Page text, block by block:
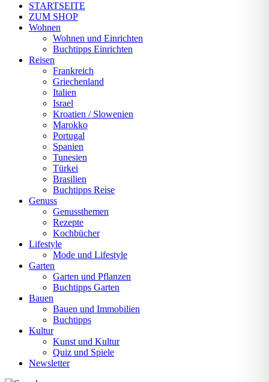
STARTSEITE
ZUM SHOP
Wohnen
Wohnen und Einrichten
Buchtipps Einrichten
Reisen
Frankreich
Griechenland
Italien
Israel
Kroatien / Slowenien
Marokko
Portugal
Spanien
Tunesien
Türkei
Brasilien
Buchtipps Reise
Genuss
Genussthemen
Rezepte
Kochbücher
Lifestyle
Mode und Lifestyle
Garten
Garten und Pflanzen
Buchtipps Garten
Bauen
Bauen und Immobilien
Buchtipps
Kultur
Kunst und Kultur
Quiz und Spiele
Newsletter